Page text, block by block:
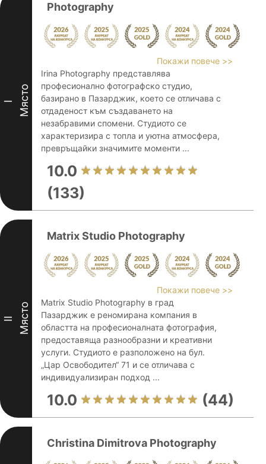
I Място
Photography
Покажи повече >>
Irina Photography представлява
професионално фотографско студио,
базирано в Пазарджик, което се отличава с
отдаденост към създаването на
незабравими спомени. Студиото се
характеризира с топла и уютна атмосфера,
превръщайки значимите моменти ...
10.0
(133)
II Място
Matrix Studio Photography
Покажи повече >>
Matrix Studio Photography в град
Пазарджик е реномирана компания в
областта на професионалната фотография,
предоставяща разнообразни и креативни
услуги. Студиото е разположено на бул.
„Цар Освободител“ 71 и се отличава с
индивидуализиран подход ...
10.0 (44)
Christina Dimitrova Photography